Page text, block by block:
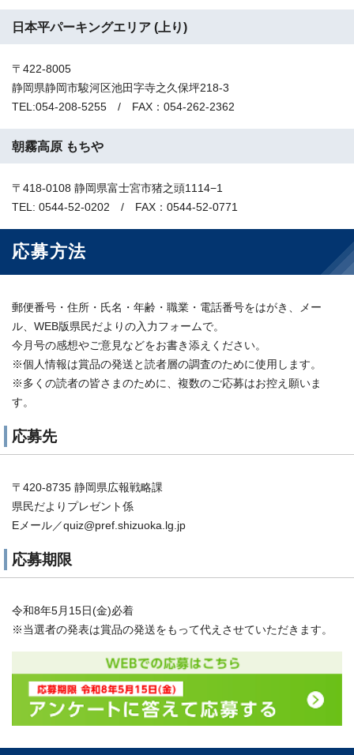
日本平パーキングエリア (上り)
〒422-8005
静岡県静岡市駿河区池田字寺之久保坪218-3
TEL:054-208-5255 / FAX：054-262-2362
朝霧高原 もちや
〒418-0108 静岡県富士宮市猪之頭1114−1
TEL: 0544-52-0202 / FAX：0544-52-0771
応募方法
郵便番号・住所・氏名・年齢・職業・電話番号をはがき、メー
ル、WEB版県民だよりの入力フォームで。
今月号の感想やご意見などをお書き添えください。
※個人情報は賞品の発送と読者層の調査のために使用します。
※多くの読者の皆さまのために、複数のご応募はお控え願いま
す。
応募先
〒420-8735 静岡県広報戦略課
県民だよりプレゼント係
Eメール／quiz@pref.shizuoka.lg.jp
応募期限
令和8年5月15日(金)必着
※当選者の発表は賞品の発送をもって代えさせていただきます。